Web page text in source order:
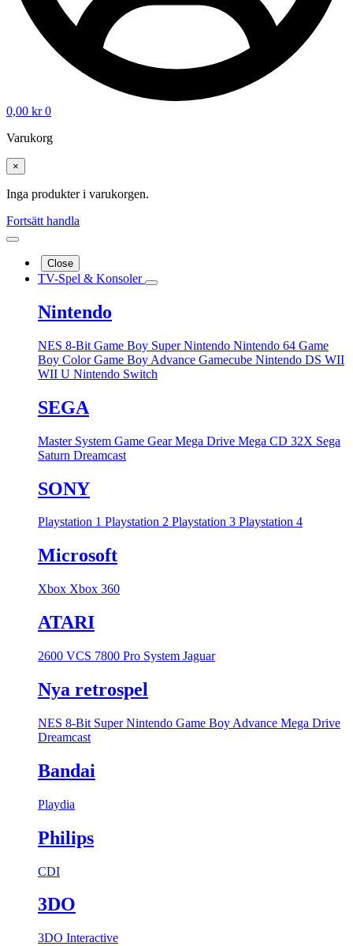
0,00 kr 0
Varukorg
×
Inga produkter i varukorgen.
Fortsätt handla
Close
TV-Spel & Konsoler
Nintendo
NES 8-Bit Game Boy Super Nintendo Nintendo 64 Game
Boy ColorGame Boy Advance Gamecube Nintendo DS WII
WII U Nintendo Switch
SEGA
Master System Game GearMega Drive Mega CD 32X Sega
Saturn Dreamcast
SONY
Playstation 1 Playstation 2 Playstation 3 Playstation 4
Microsoft
Xbox Xbox 360
ATARI
2600 VCS 7800 Pro System Jaguar
Nya retrospel
NES 8-Bit Super Nintendo Game Boy Advance Mega Drive
Dreamcast
Bandai
Playdia
Philips
CDI
3DO
3DO Interactive